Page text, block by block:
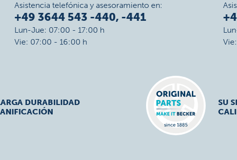
Asistencia telefónica y asesoramiento en:
+49 3644 543 -440, -441
Lun-Jue: 07:00 - 17:00 h
Vie: 07:00 - 16:00 h
DURABILIDAD
SU